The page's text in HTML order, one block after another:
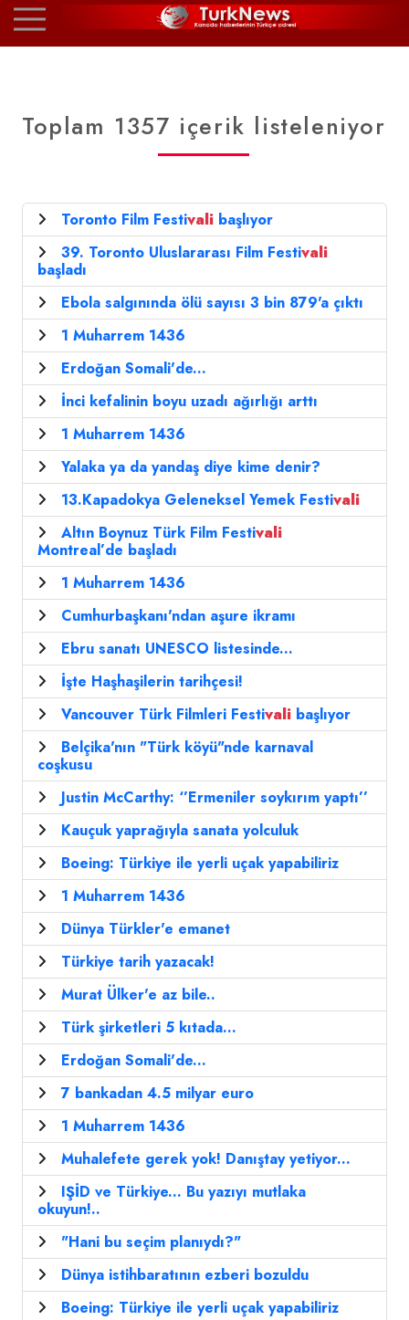
Toplam 1357 içerik listeleniyor
Toronto Film Festivali başlıyor
39. Toronto Uluslararası Film Festivali
başladı
Ebola salgınında ölü sayısı 3 bin 879'a çıktı
1 Muharrem 1436
Erdoğan Somali'de...
İnci kefalinin boyu uzadı ağırlığı arttı
1 Muharrem 1436
Yalaka ya da yandaş diye kime denir?
13.Kapadokya Geleneksel Yemek Festivali
Altın Boynuz Türk Film Festivali
Montreal’de başladı
1 Muharrem 1436
Cumhurbaşkanı'ndan aşure ikramı
Ebru sanatı UNESCO listesinde...
İşte Haşhaşilerin tarihçesi!
Vancouver Türk Filmleri Festivali başlıyor
Belçika'nın "Türk köyü"nde karnaval
coşkusu
Justin McCarthy: ‘’Ermeniler soykırım yaptı’’
Kauçuk yaprağıyla sanata yolculuk
Boeing: Türkiye ile yerli uçak yapabiliriz
1 Muharrem 1436
Dünya Türkler'e emanet
Türkiye tarih yazacak!
Murat Ülker'e az bile..
Türk şirketleri 5 kıtada...
Erdoğan Somali'de...
7 bankadan 4.5 milyar euro
1 Muharrem 1436
Muhalefete gerek yok! Danıştay yetiyor...
IŞİD ve Türkiye... Bu yazıyı mutlaka
okuyun!..
"Hani bu seçim planıydı?"
Dünya istihbaratının ezberi bozuldu
Boeing: Türkiye ile yerli uçak yapabiliriz